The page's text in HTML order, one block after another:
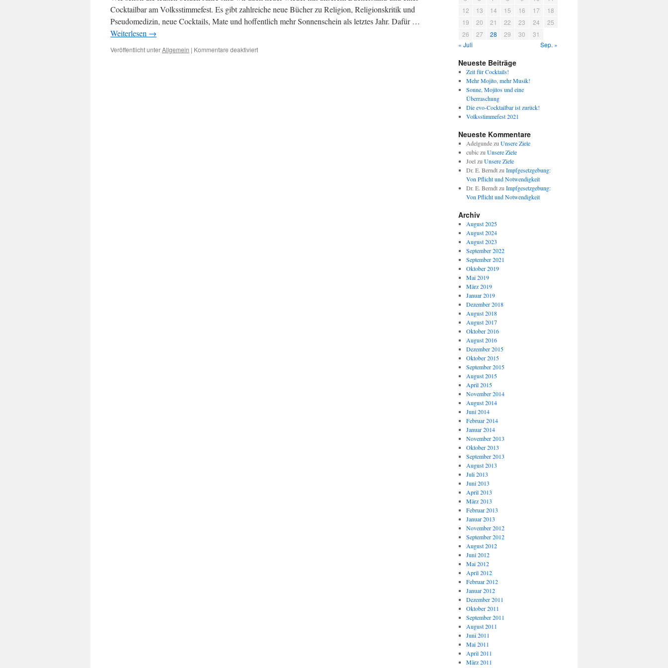
Cocktailbar am Volksstimmefest. Es gibt zahlreiche neue Bücher zu Religion, Religionskritik und
Pseudomedizin, neue Cocktails, Mate und hoffentlich mehr Sonnenschein als letztes Jahr. Dafür …
Weiterlesen →
Veröffentlicht unterAllgemein | Kommentare deaktiviertfür
12
13 14 15 16 17
18
19
20 21 22 23 24
25
26
27 28 29 30
31
« Juli
Sep. »
Neueste Beiträge
Zeit für Cocktails!
Mehr Mojito, mehr Musik!
Sonne, Mojitos und eine
Überraschung
Die evo-Cocktailbar ist zurück!
Volksstimmefest 2021
Neueste Kommentare
Adelgundezu Unsere Ziele
cubiczu Unsere Ziele
Joelzu Unsere Ziele
Dr. E. Berndtzu Impfgesetzgebung:
Von Pflicht und Notwendigkeit
Dr. E. Berndtzu Impfgesetzgebung:
Von Pflicht und Notwendigkeit
Archiv
August 2025
August 2024
August 2023
September 2022
September 2021
Oktober 2019
Mai 2019
März 2019
Januar 2019
Dezember 2018
August 2018
August 2017
Oktober 2016
August 2016
Dezember 2015
Oktober 2015
September 2015
August 2015
April 2015
November 2014
August 2014
Juni 2014
Februar 2014
Januar 2014
November 2013
Oktober 2013
September 2013
August 2013
Juli 2013
Juni 2013
April 2013
März 2013
Februar 2013
Januar 2013
November 2012
September 2012
August 2012
Juni 2012
Mai 2012
April 2012
Februar 2012
Januar 2012
Dezember 2011
Oktober 2011
September 2011
August 2011
Juni 2011
Mai 2011
April 2011
März 2011